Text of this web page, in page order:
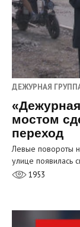
ДЕЖУРНАЯ
мостом
переход
Левые повороты
улице появилась
1953